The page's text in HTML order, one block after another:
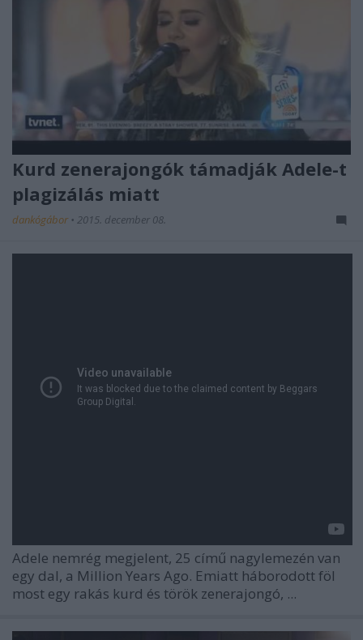
Kurd zenerajongók támadják Adele-t
plagizálás miatt
dankógábor • 2015. december 08.
Adele nemrég megjelent, 25 című nagylemezén van
egy dal, a Million Years Ago. Emiatt háborodott föl
most egy rakás kurd és török zenerajongó, ...